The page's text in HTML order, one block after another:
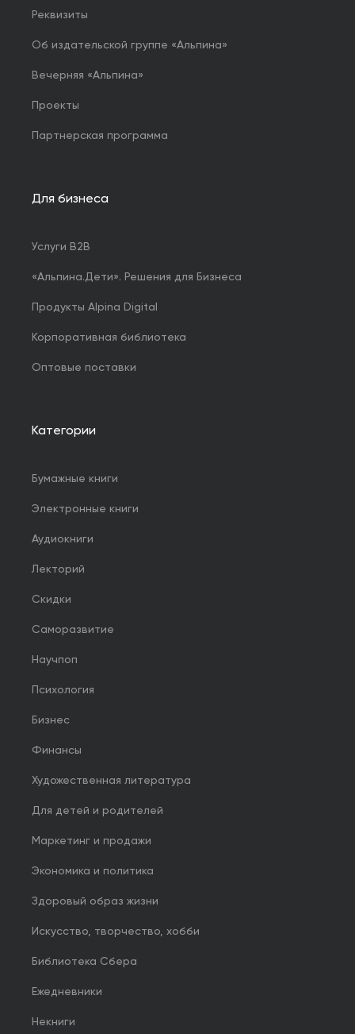
Реквизиты
Об издательской группе «Альпина»
Вечерняя «Альпина»
Проекты
Партнерская программа
Для бизнеса
Услуги B2B
«Альпина.Дети». Решения для Бизнеса
Продукты Alpina Digital
Корпоративная библиотека
Оптовые поставки
Категории
Бумажные книги
Электронные книги
Аудиокниги
Лекторий
Скидки
Саморазвитие
Научпоп
Психология
Бизнес
Финансы
Художественная литература
Для детей и родителей
Маркетинг и продажи
Экономика и политика
Здоровый образ жизни
Искусство, творчество, хобби
Библиотека Сбера
Ежедневники
Некниги